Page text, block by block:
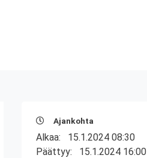
Ajankohta
Alkaa: 15.1.2024 08:30
Päättyy: 15.1.2024 16:00